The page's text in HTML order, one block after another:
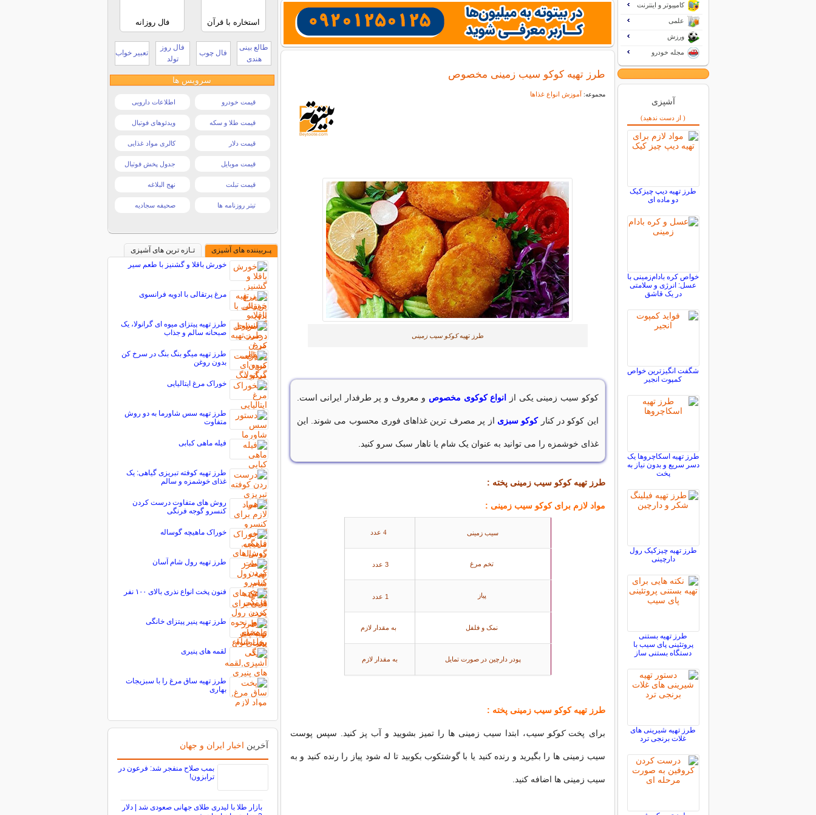
طرز تهیه کوکو سیب زمینی مخصوص
مجموعه: آموزش انواع غذاها
طرز تهیهکوکو سیب زمینی
کوکو سیب زمینی یکی از انواع کوکوی مخصوص و معروف و پر طرفدار ایرانی است.
این کوکو در کنارکوکو سبزی از پر مصرف ترین غذاهای فوری محسوب می شوند. این
غذای خوشمزه را می توانید به عنوان یک شام یا ناهار سبک سرو کنید.
طرز تهیه کوکو سیب زمینی پخته :
مواد لازم برای کوکو سیب زمینی :
سیب زمینی
تخم مرغ 3 عدد
پیاز 1 عدد
نمک و فلفل به مقدار لازم
پودر دارچین در صورت تمایل به مقدار لازم
طرز تهیه کوکو سیب زمینی پخته :
برای پخت کوکو سیب، ابتدا سیب زمینی ها را تمیز بشویید و آب پز کنید. سپس پوست
سیب زمینی ها را بگیرید و رنده کنید یا با گوشتکوب بکوبید تا له شود پیاز را رنده کنید و به
سیب زمینی ها اضافه کنید.
کامپیوتر و اینترنت
علمی
ورزش
مجله خودرو
آشپزی
( از دست ندهید)
طرز تهیه دیپ چیزکیک
دو ماده ای
خواص کره بادام‌زمینی با
عسل: انرژی و سلامتی
در یک قاشق
شگفت انگیزترین خواص
کمپوت انجیر
طرز تهیه اسکاچروها یک
دسر سریع و بدون نیاز به
پخت
طرز تهیه چیزکیک رول
دارچینی
طرز تهیه بستنی
پروتئینی پای سیب با
دستگاه بستنی ساز
طرز تهیه شیرینی های
غلات برنجی ترد
استخاره با قرآن فال روزانه
طالع بینی
هندی
فال چوب
فال روز
تولد
تعبیر خواب
سرویس ها
قیمت خودرو اطلاعات دارویی
قیمت طلا و سکه ویدئوهای فوتبال
قیمت دلار کالری مواد غذایی
قیمت موبایل جدول پخش فوتبال
قیمت تبلت نهج البلاغه
تیتر روزنامه ها صحیفه سجادیه
پـربیننده های آشپزی
تـازه ترین های آشپزی
خورش باقلا و گشنیز با طعم سیر
مرغ پرتقالی با ادویه فرانسوی
طرز تهیه پیتزای میوه ای گرانولا، یک
صبحانه سالم و جذاب
طرز تهیه میگو بنگ بنگ در سرخ کن
بدون روغن
خوراک مرغ ایتالیایی
طرز تهیه سس شاورما به دو روش
متفاوت
فیله ماهی کبابی
طرز تهیه کوفته تبریزی گیاهی: یک
غذای خوشمزه و سالم
روش های متفاوت درست کردن
کنسرو گوجه فرنگی
خوراک ماهیچه گوساله
طرز تهیه رول شام آسان
فنون پخت انواع نذری بالای ۱۰۰ نفر
طرز تهیه پنیر پیتزای خانگی
لقمه های پنیری
طرز تهیه ساق مرغ را با سبزیجات
بهاری
آخرین اخبار ایران و جهان
بمب صلاح منفجر شد: فرعون در
ترابزون!
بازار طلا با لیدری طلای جهانی صعودی شد | دلار